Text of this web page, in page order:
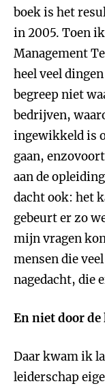
boek is het
in 2005. Toen
Management
heel veel
begreep niet
bedrijven,
ingewikkeld is
gaan,
aan de
dacht ook: het
gebeurt er zo
mijn vragen
mensen die
nagedacht, die
En niet door
Daar kwam ik
leiderschap